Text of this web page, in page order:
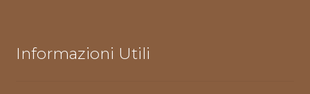
Informazioni Utili